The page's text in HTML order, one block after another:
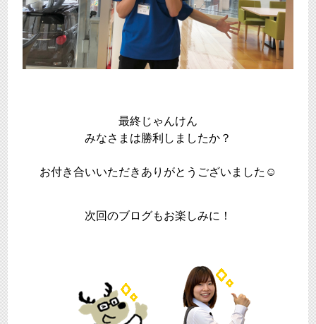
最終じゃんけん
みなさまは勝利しましたか？
お付き合いいただきありがとうございました☺
次回のブログもお楽しみに！